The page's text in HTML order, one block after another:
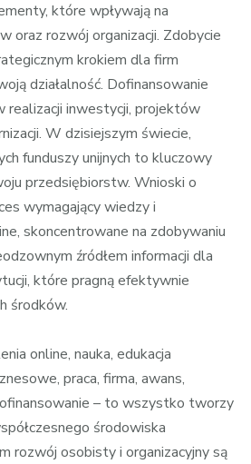
które wpływają na
oraz rozwój organizacji. Zdobycie
krokiem dla firm
działalność. Dofinansowanie
realizacji inwestycji, projektów
W dzisiejszym świecie,
funduszy unijnych to kluczowy
przedsiębiorstw. Wnioski o
wymagający wiedzy i
skoncentrowane na zdobywaniu
źródłem informacji dla
które pragną efektywnie
środków.
online, nauka, edukacja
praca, firma, awans,
– to wszystko tworzy
środowiska
rozwój osobisty i organizacyjny są